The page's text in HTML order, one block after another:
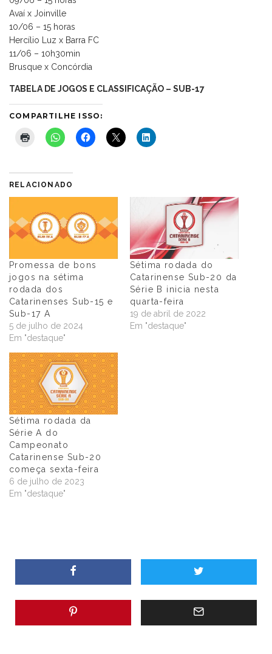
Avaí x Joinville
10/06 – 15 horas
Hercílio Luz x Barra FC
11/06 – 10h30min
Brusque x Concórdia
TABELA DE JOGOS E CLASSIFICAÇÃO – SUB-17
COMPARTILHE ISSO:
RELACIONADO
Promessa de bons
jogos na sétima
rodada dos
Catarinenses Sub-15 e
Sub-17 A
5 de julho de 2024
Em "destaque"
Sétima rodada do
Catarinense Sub-20 da
Série B inicia nesta
quarta-feira
19 de abril de 2022
Em "destaque"
Sétima rodada da
Série A do
Campeonato
Catarinense Sub-20
começa sexta-feira
6 de julho de 2023
Em "destaque"